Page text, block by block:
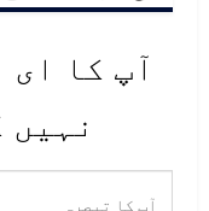
آپ کا ای
نہیں